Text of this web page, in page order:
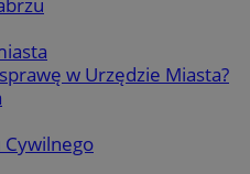
sprawę w Urzędzie Miasta?
Cywilnego